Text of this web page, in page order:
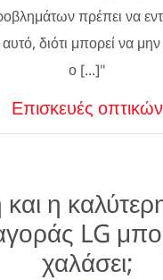
πρέπει να
αυτό, διότι μπορεί να
ο [...]"
Επισκευές οπτικών
η
LG
χαλάσει;